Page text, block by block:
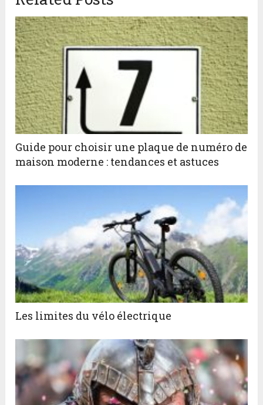
Guide pour choisir une plaque de numéro de
maison moderne : tendances et astuces
Les limites du vélo électrique